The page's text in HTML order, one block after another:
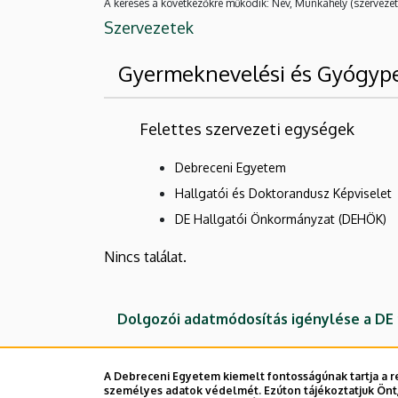
A keresés a következőkre működik: Név, Munkahely
Szervezetek
Gyermeknevelési és
Felettes szervezeti egységek
Debreceni Egyetem
Hallgatói és Doktorandusz Képviselet
DE Hallgatói Önkormányzat (DEHÖK)
Nincs találat.
Dolgozói adatmódosítás igénylése a
A Debreceni Egyetem kiemelt fontosságúnak tartja
személyes adatok védelmét. Ezúton tájékoztatjuk